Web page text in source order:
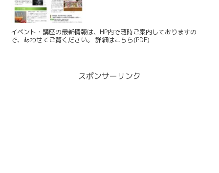
イベント・講座の最新情報は、HP内で随時ご案内しておりますの
で、あわせてご覧ください。 詳細はこちら(PDF)
スポンサーリンク